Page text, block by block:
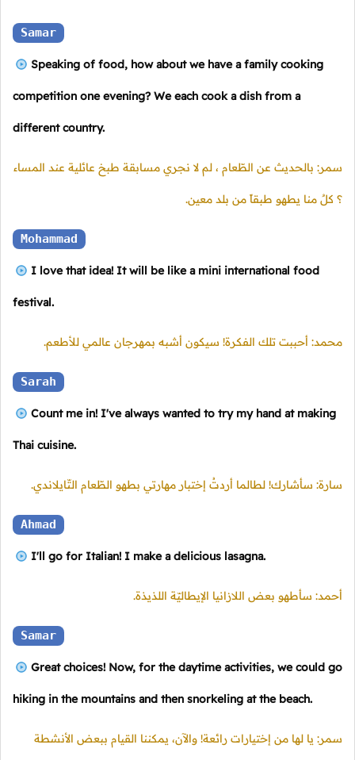
Samar
Speaking of food, how about we have a family cooking
competition one evening? We each cook a dish from a
different country.
سمر: بالحديث عن الطّعام ، لم لا نجري مسابقة طبخ عائلية عند المساء
؟ كلٌ منا يطهو طبقاً من بلد معين.
Mohammad
I love that idea! It will be like a mini international food
festival.
محمد: أحببت تلك الفكرة! سيكون أشبه بمهرجان عالمي للأطعم.
Sarah
Count me in! I've always wanted to try my hand at making
Thai cuisine.
سارة: سأشارك! لطالما أردتُ إختبار مهارتي بطهو الطّعام التّايلاندي.
Ahmad
I'll go for Italian! I make a delicious lasagna.
أحمد: سأطهو بعض اللازانيا الإيطاليّة اللذيذة.
Samar
Great choices! Now, for the daytime activities, we could go
hiking in the mountains and then snorkeling at the beach.
سمر: يا لها من إختيارات رائعة! والآن، يمكننا القيام ببعض الأنشطة